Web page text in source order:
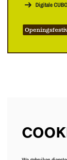
Digitale